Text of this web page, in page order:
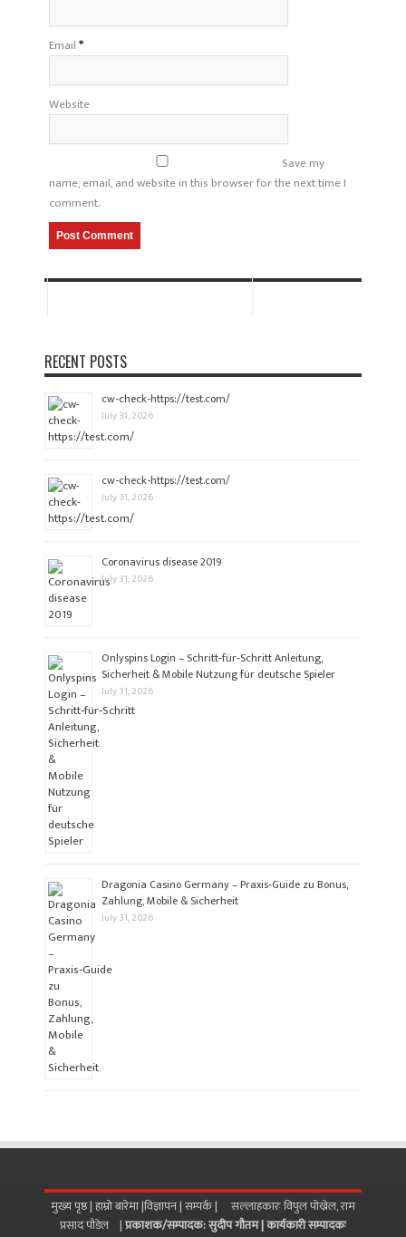
Email*
Website
Save my
name, email, and website in this browser for the next time I
comment.
RECENT POSTS
cw-check-https://test.com/
July 31, 2026
cw-check-https://test.com/
July 31, 2026
Coronavirus disease 2019
July 31, 2026
Onlyspins Login – Schritt‑für‑Schritt Anleitung,
Sicherheit & Mobile Nutzung für deutsche Spieler
July 31, 2026
Dragonia Casino Germany – Praxis‑Guide zu Bonus,
Zahlung, Mobile & Sicherheit
July 31, 2026
मुख्य पृष्ठ |हाम्रो बारेमा|विज्ञापन|सम्पर्क| सल्लाहकारः विपुल पोख्रेल, राम
प्रसाद पाैडेल |प्रकाशक/सम्पादक: सुदीप गौतम |कार्यकारी सम्पादकः